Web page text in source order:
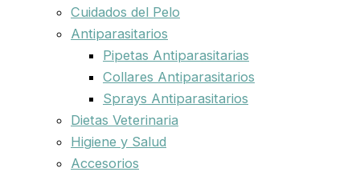
Cuidados del Pelo
Antiparasitarios
Pipetas Antiparasitarias
Collares Antiparasitarios
Sprays Antiparasitarios
Dietas Veterinaria
Higiene y Salud
Accesorios